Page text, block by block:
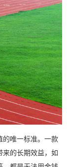
的唯一标准。一款
的长期效益，如